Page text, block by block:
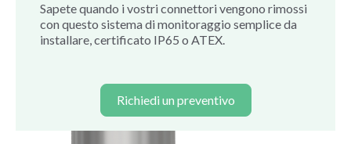
Sapete quando i vostri connettori vengono rimossi
con questo sistema di monitoraggio semplice da
installare, certificato IP65 o ATEX.
Richiedi un preventivo